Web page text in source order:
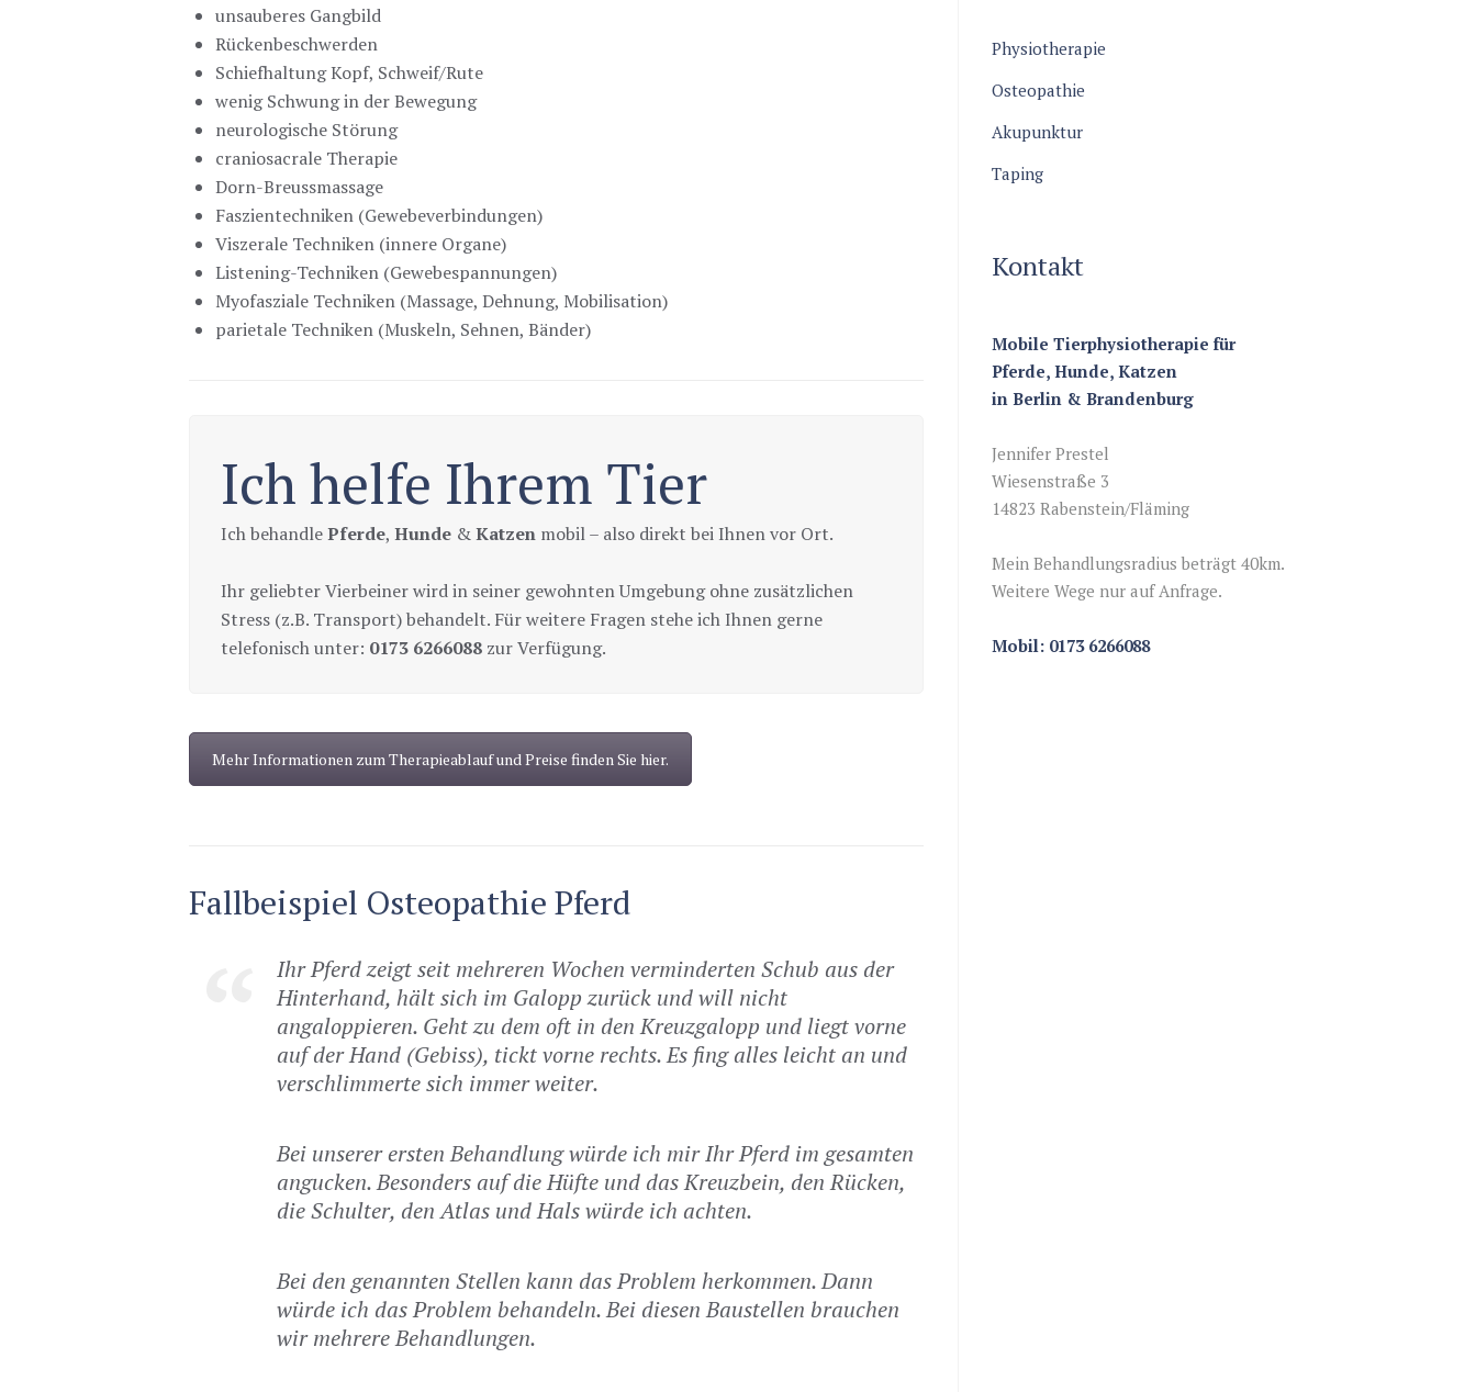
unsauberes Gangbild
Rückenbeschwerden
Schiefhaltung Kopf, Schweif/Rute
wenig Schwung in der Bewegung
neurologische Störung
craniosacrale Therapie
Dorn-Breussmassage
Faszientechniken (Gewebeverbindungen)
Viszerale Techniken (innere Organe)
Listening-Techniken (Gewebespannungen)
Myofasziale Techniken (Massage, Dehnung, Mobilisation)
parietale Techniken (Muskeln, Sehnen, Bänder)
Ich helfe Ihrem Tier
Ich behandlePferde, Hunde &Katzen mobil – also direkt bei Ihnen vor Ort.
Ihr geliebter Vierbeiner wird in seiner gewohnten Umgebung ohne zusätzlichen
Stress (z.B. Transport) behandelt. Für weitere Fragen stehe ich Ihnen gerne
telefonisch unter: 0173 6266088 zur Verfügung.
Mehr Informationen zum Therapieablauf und Preise finden Sie hier.
Fallbeispiel Osteopathie Pferd
Ihr Pferd zeigt seit mehreren Wochen verminderten Schub aus der
Hinterhand, hält sich im Galopp zurück und will nicht
angaloppieren. Geht zu dem oft in den Kreuzgalopp und liegt vorne
auf der Hand (Gebiss), tickt vorne rechts. Es fing alles leicht an und
verschlimmerte sich immer weiter.
Bei unserer ersten Behandlung würde ich mir Ihr Pferd im gesamten
angucken. Besonders auf die Hüfte und das Kreuzbein, den Rücken,
die Schulter, den Atlas und Hals würde ich achten.
Bei den genannten Stellen kann das Problem herkommen. Dann
würde ich das Problem behandeln. Bei diesen Baustellen brauchen
wir mehrere Behandlungen.
Physiotherapie
Osteopathie
Akupunktur
Taping
Kontakt
Mobile Tierphysiotherapie für
Pferde, Hunde, Katzen
in Berlin & Brandenburg
Jennifer Prestel
Wiesenstraße 3
14823 Rabenstein/Fläming
Mein Behandlungsradius beträgt 40km.
Weitere Wege nur auf Anfrage.
Mobil: 0173 6266088